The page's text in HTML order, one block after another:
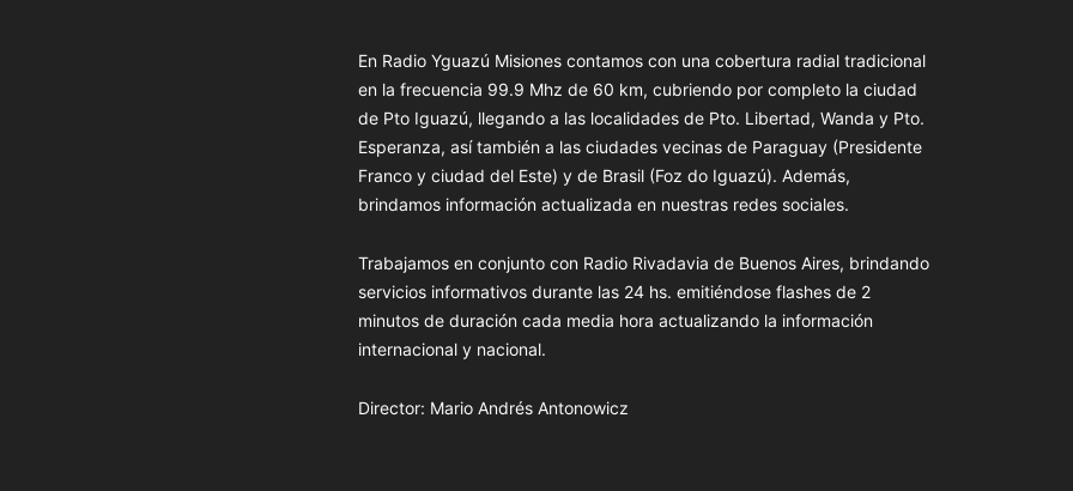
En Radio Yguazú Misiones contamos con una cobertura radial tradicional
en la frecuencia 99.9 Mhz de 60 km, cubriendo por completo la ciudad
de Pto Iguazú, llegando a las localidades de Pto. Libertad, Wanda y Pto.
Esperanza, así también a las ciudades vecinas de Paraguay (Presidente
Franco y ciudad del Este) y de Brasil (Foz do Iguazú). Además,
brindamos información actualizada en nuestras redes sociales.
Trabajamos en conjunto con Radio Rivadavia de Buenos Aires, brindando
servicios informativos durante las 24 hs. emitiéndose flashes de 2
minutos de duración cada media hora actualizando la información
internacional y nacional.
Director: Mario Andrés Antonowicz